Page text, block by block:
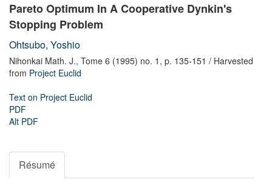
Pareto Optimum In A Cooperative Dynkin's
Stopping Problem
Ohtsubo, Yoshio
Nihonkai Math. J., Tome 6 (1995) no. 1, p. 135-151 / Harvested
from Project Euclid
Text on Project Euclid
PDF
Alt PDF
Résumé